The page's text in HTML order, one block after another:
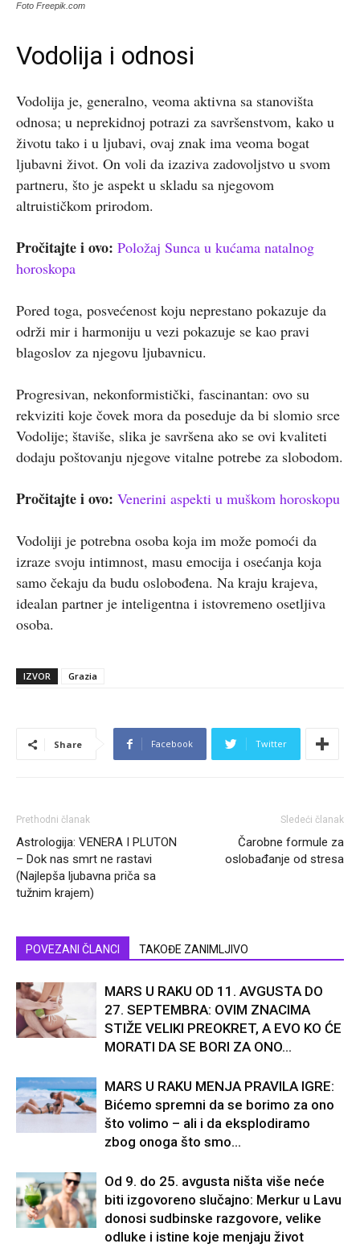
Foto Freepik.com
Vodolija i odnosi
Vodolija je, generalno, veoma aktivna sa stanovišta
odnosa; u neprekidnoj potrazi za savršenstvom, kako u
životu tako i u ljubavi, ovaj znak ima veoma bogat
ljubavni život. On voli da izaziva zadovoljstvo u svom
partneru, što je aspekt u skladu sa njegovom
altruističkom prirodom.
Pročitajte i ovo: Položaj Sunca u kućama natalnog
horoskopa
Pored toga, posvećenost koju neprestano pokazuje da
održi mir i harmoniju u vezi pokazuje se kao pravi
blagoslov za njegovu ljubavnicu.
Progresivan, nekonformistički, fascinantan: ovo su
rekviziti koje čovek mora da poseduje da bi slomio srce
Vodolije; štaviše, slika je savršena ako se ovi kvaliteti
dodaju poštovanju njegove vitalne potrebe za slobodom.
Pročitajte i ovo: Venerini aspekti u muškom horoskopu
Vodoliji je potrebna osoba koja im može pomoći da
izraze svoju intimnost, masu emocija i osećanja koja
samo čekaju da budu oslobođena. Na kraju krajeva,
idealan partner je inteligentna i istovremeno osetljiva
osoba.
IZVOR Grazia
Share Facebook Twitter
Prethodni članak
Astrologija: VENERA I PLUTON
– Dok nas smrt ne rastavi
(Najlepša ljubavna priča sa
tužnim krajem)
Sledeći članak
Čarobne formule za
oslobađanje od stresa
POVEZANI ČLANCI TAKOĐE ZANIMLJIVO
MARS U RAKU OD 11. AVGUSTA DO
27. SEPTEMBRA: OVIM ZNACIMA
STIŽE VELIKI PREOKRET, A EVO KO ĆE
MORATI DA SE BORI ZA ONO...
MARS U RAKU MENJA PRAVILA IGRE:
Bićemo spremni da se borimo za ono
što volimo – ali i da eksplodiramo
zbog onoga što smo...
Od 9. do 25. avgusta ništa više neće
biti izgovoreno slučajno: Merkur u Lavu
donosi sudbinske razgovore, velike
odluke i istine koje menjaju život